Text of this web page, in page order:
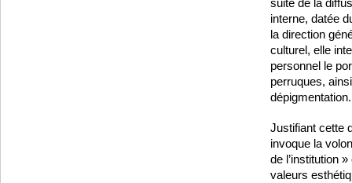
suite de la
interne, datée
la direction
culturel, elle
personnel le
perruques,
dépigmentation.
Justifiant cette
invoque la
de l’institution
valeurs